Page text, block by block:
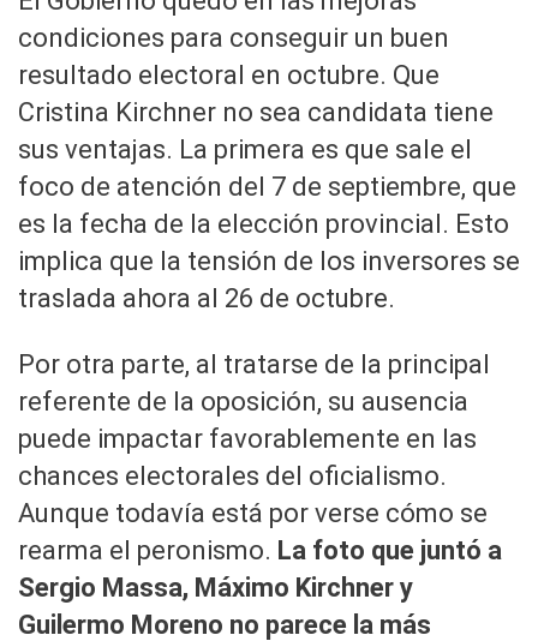
condiciones para conseguir un buen
resultado electoral en octubre. Que
Cristina Kirchner no sea candidata tiene
sus ventajas. La primera es que sale el
foco de atención del 7 de septiembre, que
es la fecha de la elección provincial. Esto
implica que la tensión de los inversores se
traslada ahora al 26 de octubre.
Por otra parte, al tratarse de la principal
referente de la oposición, su ausencia
puede impactar favorablemente en las
chances electorales del oficialismo.
Aunque todavía está por verse cómo se
rearma el peronismo. La foto que juntó a
Sergio Massa, Máximo Kirchner y
Guilermo Moreno no parece la más